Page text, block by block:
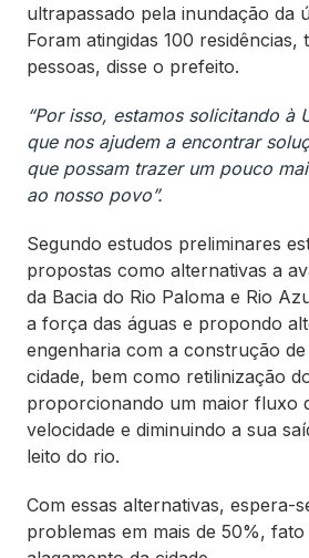
ultrapassado pela inundação da
Foram atingidas 100 residências,
pessoas, disse o prefeito.
“Por isso, estamos solicitando à
que nos ajudem a encontrar
que possam trazer um pouco
ao nosso povo”.
Segundo estudos preliminares
propostas como alternativas a
da Bacia do Rio Paloma e Rio
a força das águas e propondo
engenharia com a construção
cidade, bem como retilinização
proporcionando um maior fluxo
velocidade e diminuindo a sua
leito do rio.
Com essas alternativas, espera-
problemas em mais de 50%,